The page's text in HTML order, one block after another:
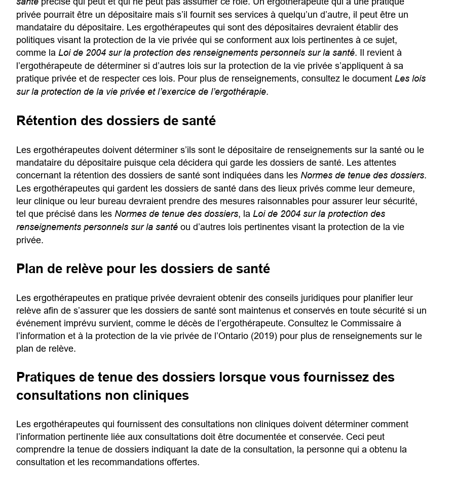
privée pourrait être un dépositaire mais s’il fournit ses services à quelqu’un d’autre, il peut être un
mandataire du dépositaire. Les ergothérapeutes qui sont des dépositaires devraient établir des
politiques visant la protection de la vie privée qui se conforment aux lois pertinentes à ce sujet,
comme la Loi de 2004 sur la protection des renseignements personnels sur la santé. Il revient à
l’ergothérapeute de déterminer si d’autres lois sur la protection de la vie privée s’appliquent à sa
pratique privée et de respecter ces lois. Pour plus de renseignements, consultez le document Les lois
sur la protection de la vie privée et l’exercice de l’ergothérapie.
Rétention des dossiers de santé
Les ergothérapeutes doivent déterminer s’ils sont le dépositaire de renseignements sur la santé ou le
mandataire du dépositaire puisque cela décidera qui garde les dossiers de santé. Les attentes
concernant la rétention des dossiers de santé sont indiquées dans les Normes de tenue des dossiers.
Les ergothérapeutes qui gardent les dossiers de santé dans des lieux privés comme leur demeure,
leur clinique ou leur bureau devraient prendre des mesures raisonnables pour assurer leur sécurité,
tel que précisé dans les Normes de tenue des dossiers, la Loi de 2004 sur la protection des
renseignements personnels sur la santéou d’autres lois pertinentes visant la protection de la vie
privée.
Plan de relève pour les dossiers de santé
Les ergothérapeutes en pratique privée devraient obtenir des conseils juridiques pour planifier leur
relève afin de s’assurer que les dossiers de santé sont maintenus et conservés en toute sécurité si un
événement imprévu survient, comme le décès de l’ergothérapeute. Consultez le Commissaire à
l’information et à la protection de la vie privée de l’Ontario (2019) pour plus de renseignements sur le
plan de relève.
Pratiques de tenue des dossiers lorsque vous fournissez des
consultations non cliniques
Les ergothérapeutes qui fournissent des consultations non cliniques doivent déterminer comment
l’information pertinente liée aux consultations doit être documentée et conservée. Ceci peut
comprendre la tenue de dossiers indiquant la date de la consultation, la personne qui a obtenu la
consultation et les recommandations offertes.